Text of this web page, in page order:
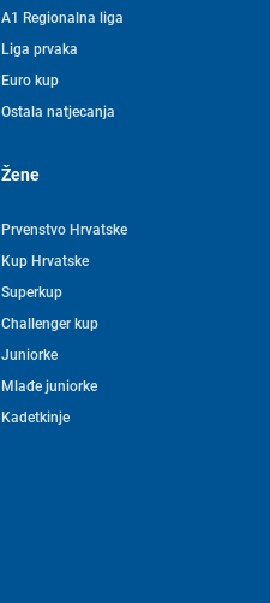
A1 Regionalna liga
Liga prvaka
Euro kup
Ostala natjecanja
Žene
Prvenstvo Hrvatske
Kup Hrvatske
Superkup
Challenger kup
Juniorke
Mlađe juniorke
Kadetkinje